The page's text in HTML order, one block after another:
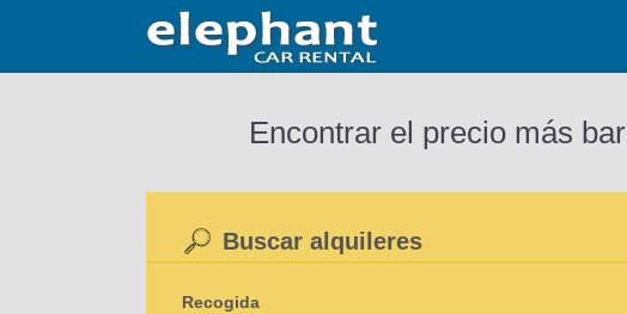
Encontrar el precio más
Buscar alquileres
Recogida